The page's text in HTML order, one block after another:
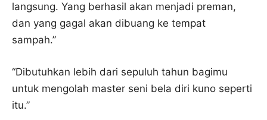
langsung. Yang berhasil akan menjadi preman,
dan yang gagal akan dibuang ke tempat
sampah.”
“Dibutuhkan lebih dari sepuluh tahun bagimu
untuk mengolah master seni bela diri kuno seperti
itu.”